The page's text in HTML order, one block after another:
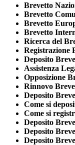
Brevetto
Brevetto
Brevetto
Brevetto
Ricerca del
Registrazione
Deposito
Assistenza
Opposizione
Rinnovo
Deposito
Come si
Come si
Deposito
Deposito
Deposito